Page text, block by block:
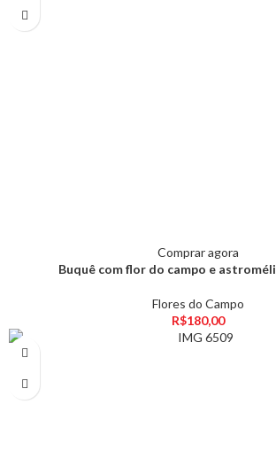
Comprar agora
Buquê com flor do campo e
Flores do Campo
R$180,00